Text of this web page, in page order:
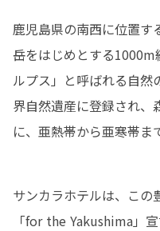
鹿児島県の南西に位置す
岳をはじめとする
ルプス」と呼ばれる自然
界自然遺産に登録され、
に、亜熱帯から亜寒帯ま
サンカラホテルは、この
「for the Yakushima」